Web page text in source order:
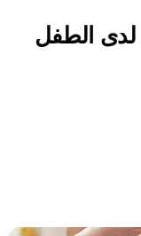
لدى الطفل